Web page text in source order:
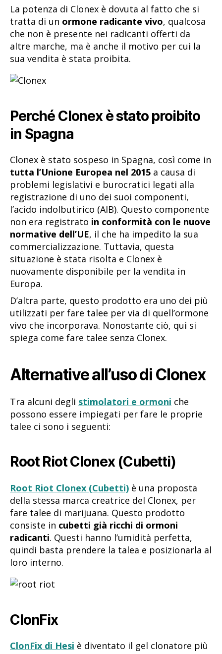
La potenza di Clonex è dovuta al fatto che si
tratta di un ormone radicante vivo, qualcosa
che non è presente nei radicanti offerti da
altre marche, ma è anche il motivo per cui la
sua vendita è stata proibita.
Perché Clonex è stato proibito
in Spagna
Clonex è stato sospeso in Spagna, così come in
tutta l’Unione Europea nel 2015 a causa di
problemi legislativi e burocratici legati alla
registrazione di uno dei suoi componenti,
l’acido indolbutirico (AIB). Questo componente
non era registrato in conformità con le nuove
normative dell’UE, il che ha impedito la sua
commercializzazione. Tuttavia, questa
situazione è stata risolta e Clonex è
nuovamente disponibile per la vendita in
Europa.
D’altra parte, questo prodotto era uno dei più
utilizzati per fare talee per via di quell’ormone
vivo che incorporava. Nonostante ciò, qui si
spiega come fare talee senza Clonex.
Alternative all’uso di Clonex
Tra alcuni degli stimolatori e ormoni che
possono essere impiegati per fare le proprie
talee ci sono i seguenti:
Root Riot Clonex (Cubetti)
Root Riot Clonex (Cubetti) è una proposta
della stessa marca creatrice del Clonex, per
fare talee di marijuana. Questo prodotto
consiste in cubetti già ricchi di ormoni
radicanti. Questi hanno l’umidità perfetta,
quindi basta prendere la talea e posizionarla al
loro interno.
ClonFix
ClonFix di Hesi è diventato il gel clonatore più